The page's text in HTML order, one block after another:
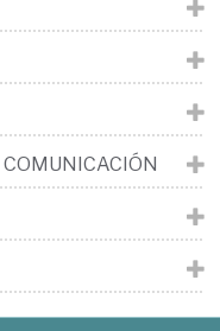
COMUNICACIÓN